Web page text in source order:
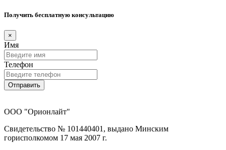
Получить бесплатную консультацию
×
Имя
Телефон
Отправить
ООО "Орионлайт"
Свидетельство № 101440401, выдано Минским
горисполкомом 17 мая 2007 г.